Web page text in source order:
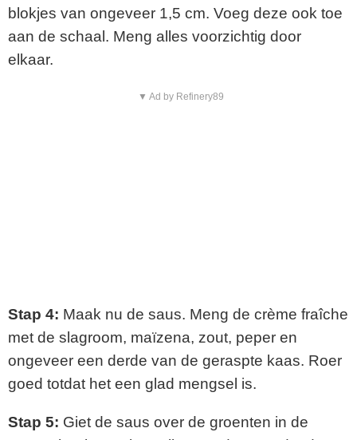
blokjes van ongeveer 1,5 cm. Voeg deze ook toe
aan de schaal. Meng alles voorzichtig door
elkaar.
▼ Ad by Refinery89
Stap 4: Maak nu de saus. Meng de crème fraîche
met de slagroom, maïzena, zout, peper en
ongeveer een derde van de geraspte kaas. Roer
goed totdat het een glad mengsel is.
Stap 5: Giet de saus over de groenten in de